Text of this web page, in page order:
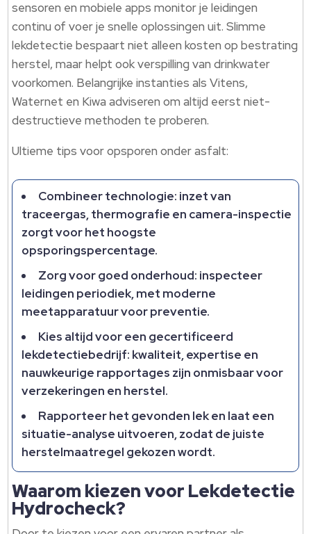
sensoren en mobiele apps monitor je leidingen
continu of voer je snelle oplossingen uit. Slimme
lekdetectie bespaart niet alleen kosten op bestrating
herstel, maar helpt ook verspilling van drinkwater
voorkomen. Belangrijke instanties als Vitens,
Waternet en Kiwa adviseren om altijd eerst niet-
destructieve methoden te proberen.
Ultieme tips voor opsporen onder asfalt:
Combineer technologie: inzet van
traceergas, thermografie en camera-inspectie
zorgt voor het hoogste
opsporingspercentage.
Zorg voor goed onderhoud: inspecteer
leidingen periodiek, met moderne
meetapparatuur voor preventie.
Kies altijd voor een gecertificeerd
lekdetectiebedrijf: kwaliteit, expertise en
nauwkeurige rapportages zijn onmisbaar voor
verzekeringen en herstel.
Rapporteer het gevonden lek en laat een
situatie-analyse uitvoeren, zodat de juiste
herstelmaatregel gekozen wordt.
Waarom kiezen voor Lekdetectie
Hydrocheck?